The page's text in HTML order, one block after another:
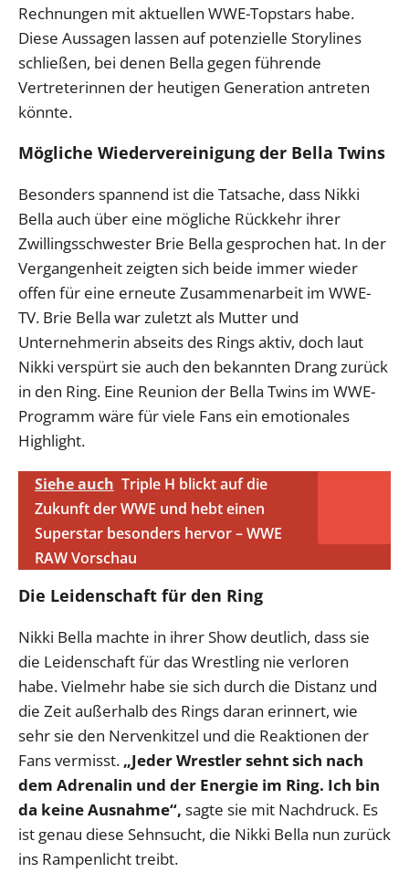
Rechnungen mit aktuellen WWE-Topstars habe.
Diese Aussagen lassen auf potenzielle Storylines
schließen, bei denen Bella gegen führende
Vertreterinnen der heutigen Generation antreten
könnte.
Mögliche Wiedervereinigung der Bella Twins
Besonders spannend ist die Tatsache, dass Nikki
Bella auch über eine mögliche Rückkehr ihrer
Zwillingsschwester Brie Bella gesprochen hat. In der
Vergangenheit zeigten sich beide immer wieder
offen für eine erneute Zusammenarbeit im WWE-
TV. Brie Bella war zuletzt als Mutter und
Unternehmerin abseits des Rings aktiv, doch laut
Nikki verspürt sie auch den bekannten Drang zurück
in den Ring. Eine Reunion der Bella Twins im WWE-
Programm wäre für viele Fans ein emotionales
Highlight.
Siehe auch Triple H blickt auf die
Zukunft der WWE und hebt einen
Superstar besonders hervor – WWE
RAW Vorschau
Die Leidenschaft für den Ring
Nikki Bella machte in ihrer Show deutlich, dass sie
die Leidenschaft für das Wrestling nie verloren
habe. Vielmehr habe sie sich durch die Distanz und
die Zeit außerhalb des Rings daran erinnert, wie
sehr sie den Nervenkitzel und die Reaktionen der
Fans vermisst. „Jeder Wrestler sehnt sich nach
dem Adrenalin und der Energie im Ring. Ich bin
da keine Ausnahme“, sagte sie mit Nachdruck. Es
ist genau diese Sehnsucht, die Nikki Bella nun zurück
ins Rampenlicht treibt.